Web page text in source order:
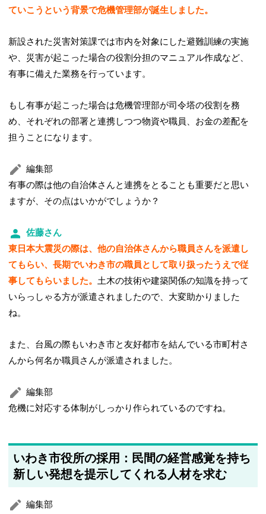
ていこうという背景で危機管理部が誕生しました。
新設された災害対策課では市内を対象にした避難訓練の実施
や、災害が起こった場合の役割分担のマニュアル作成など、
有事に備えた業務を行っています。
もし有事が起こった場合は危機管理部が司令塔の役割を務
め、それぞれの部署と連携しつつ物資や職員、お金の差配を
担うことになります。
編集部
有事の際は他の自治体さんと連携をとることも重要だと思い
ますが、その点はいかがでしょうか？
佐藤さん
東日本大震災の際は、他の自治体さんから職員さんを派遣し
てもらい、長期でいわき市の職員として取り扱ったうえで従
事してもらいました。 土木の技術や建築関係の知識を持って
いらっしゃる方が派遣されましたので、大変助かりました
ね。
また、台風の際もいわき市と友好都市を結んでいる市町村さ
んから何名か職員さんが派遣されました。
編集部
危機に対応する体制がしっかり作られているのですね。
いわき市役所の採用：民間の経営感覚を持ち
新しい発想を提示してくれる人材を求む
編集部